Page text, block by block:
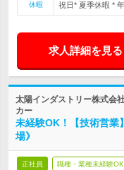
休暇
祝日* 夏季休暇 *
求人詳細を見る
太陽インダストリー株式会
カー
未経験OK！【技術営業
場》
正社員 職種・業種未経験OK